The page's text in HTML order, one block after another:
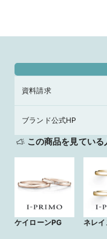
資料請求
ブランド公式HP
この商品を見ている
ケイローンPG ネレ